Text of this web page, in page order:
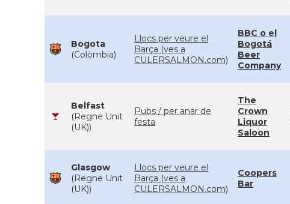
Bogota
(Colòmbia)
Llocs per veure el
Barça (ves a
CULERSALMON.com)
BBC o el
Bogotá
Beer
Company
Belfast
(Regne Unit
(UK))
Pubs / per anar de
festa
The
Crown
Liquor
Saloon
Glasgow
(Regne Unit
(UK))
Llocs per veure el
Barça (ves a
CULERSALMON.com)
Coopers
Bar